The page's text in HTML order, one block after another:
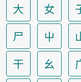
大
女
尸
屮
干
幺